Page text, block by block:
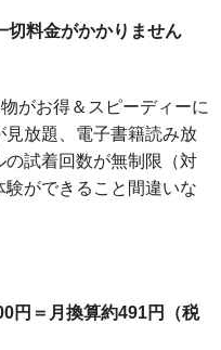
切料金がかかりません
がお得＆スピーディーに
放題、電子書籍読み放
試着回数が無制限（対
ができること間違いな
円＝月換算約491円（税